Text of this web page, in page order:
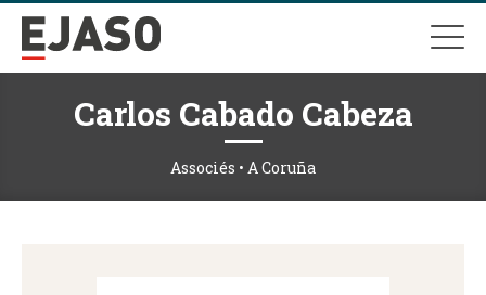
Carlos Cabado Cabeza
Associés • A Coruña